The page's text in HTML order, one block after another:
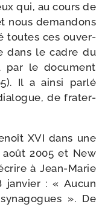
qui, au cours de
nous deman­dons
toutes ces ouver­
dans le cadre du
par le docu­ment
Il a ain­si par­lé
de fra­ter­
XVI dans une
2005 et New
à Jean-​Marie
jan­vier : « Aucun
». De